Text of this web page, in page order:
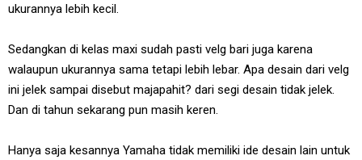
ukurannya lebih kecil.
Sedangkan di kelas maxi sudah pasti velg bari juga karena
walaupun ukurannya sama tetapi lebih lebar. Apa desain dari velg
ini jelek sampai disebut majapahit? dari segi desain tidak jelek.
Dan di tahun sekarang pun masih keren.
Hanya saja kesannya Yamaha tidak memiliki ide desain lain untuk